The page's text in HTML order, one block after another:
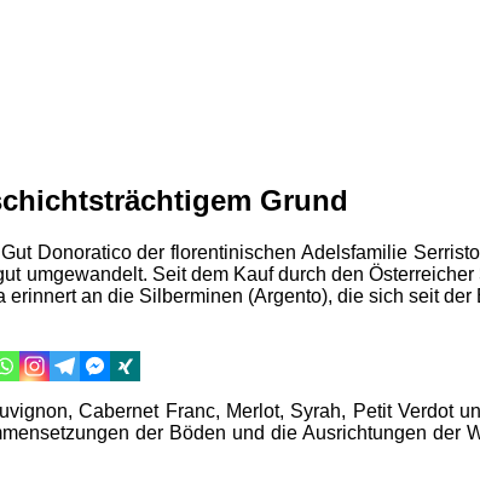
Grund
Donoratico der florentinischen Adelsfamilie
umgewandelt. Seit dem Kauf durch den
an die Silberminen (Argento), die sich seit
Cabernet Franc, Merlot, Syrah, Petit Verdot
der Böden und die Ausrichtungen der